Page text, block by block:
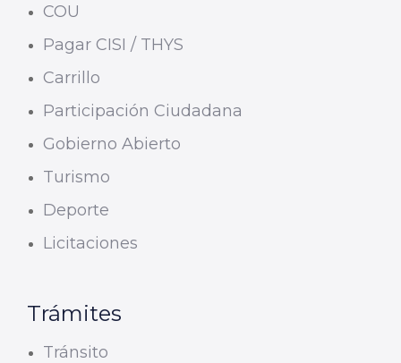
COU
Pagar CISI / THYS
Carrillo
Participación Ciudadana
Gobierno Abierto
Turismo
Deporte
Licitaciones
Trámites
Tránsito